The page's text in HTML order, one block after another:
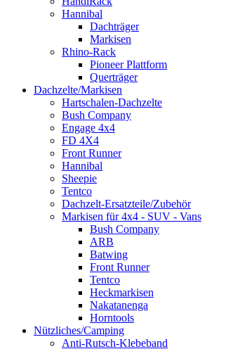
Hannibal
Dachträger
Markisen
Rhino-Rack
Pioneer Plattform
Querträger
Dachzelte/Markisen
Hartschalen-Dachzelte
Bush Company
Engage 4x4
FD 4X4
Front Runner
Hannibal
Sheepie
Tentco
Dachzelt-Ersatzteile/Zubehör
Markisen für 4x4 - SUV - Vans
Bush Company
ARB
Batwing
Front Runner
Tentco
Heckmarkisen
Nakatanenga
Horntools
Nützliches/Camping
Anti-Rutsch-Klebeband